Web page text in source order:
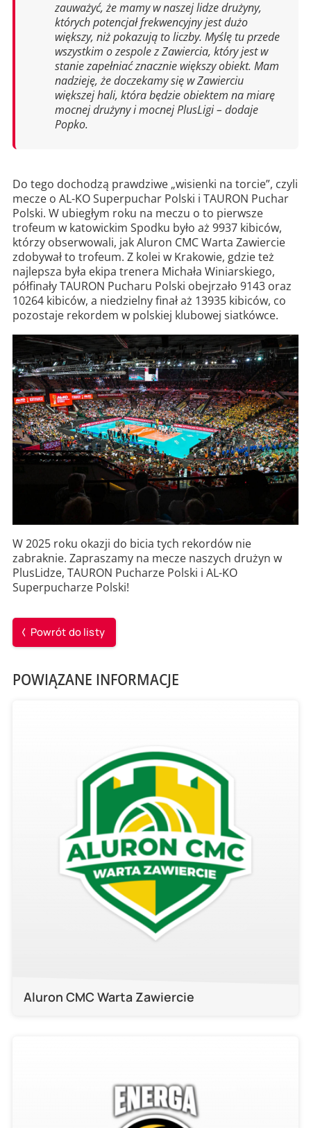
zauważyć, że mamy w naszej lidze drużyny,
których potencjał frekwencyjny jest dużo
większy, niż pokazują to liczby. Myślę tu przede
wszystkim o zespole z Zawiercia, który jest w
stanie zapełniać znacznie większy obiekt. Mam
nadzieję, że doczekamy się w Zawierciu
większej hali, która będzie obiektem na miarę
mocnej drużyny i mocnej PlusLigi – dodaje
Popko.
Do tego dochodzą prawdziwe „wisienki na torcie”, czyli
mecze o AL-KO Superpuchar Polski i TAURON Puchar
Polski. W ubiegłym roku na meczu o to pierwsze
trofeum w katowickim Spodku było aż 9937 kibiców,
którzy obserwowali, jak Aluron CMC Warta Zawiercie
zdobywał to trofeum. Z kolei w Krakowie, gdzie też
najlepsza była ekipa trenera Michała Winiarskiego,
półfinały TAURON Pucharu Polski obejrzało 9143 oraz
10264 kibiców, a niedzielny finał aż 13935 kibiców, co
pozostaje rekordem w polskiej klubowej siatkówce.
W 2025 roku okazji do bicia tych rekordów nie
zabraknie. Zapraszamy na mecze naszych drużyn w
PlusLidze, TAURON Pucharze Polski i AL-KO
Superpucharze Polski!
Powrót do listy
POWIĄZANE INFORMACJE
Aluron CMC Warta Zawiercie